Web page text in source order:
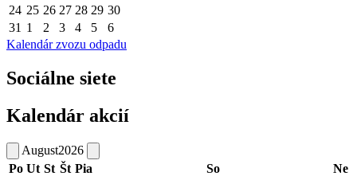
24 25 26 27 28 29 30
31 1 2 3 4 5
6
Kalendár zvozu odpadu
Sociálne siete
Kalendár akcií
August2026
Po Ut St Št Pia So Ne